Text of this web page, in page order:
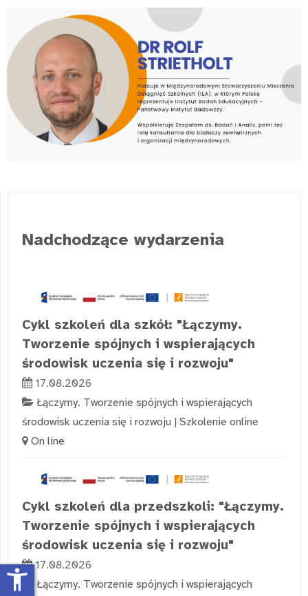
Nadchodzące wydarzenia
Cykl szkoleń dla szkół: "Łączymy.
Tworzenie spójnych i wspierających
środowisk uczenia się i rozwoju"
17.08.2026
Łączymy. Tworzenie spójnych i wspierających
środowisk uczenia się i rozwoju | Szkolenie online
On line
Cykl szkoleń dla przedszkoli: "Łączymy.
Tworzenie spójnych i wspierających
środowisk uczenia się i rozwoju"
17.08.2026
Łączymy. Tworzenie spójnych i wspierających
accessibility_new